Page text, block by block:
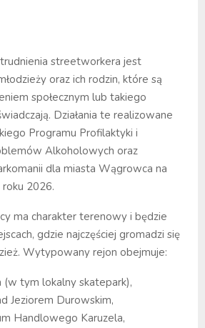
streetworkera jest
oraz ich rodzin, które są
społecznym lub takiego
Działania te realizowane
Programu Profilaktyki i
Alkoholowych oraz
dla miasta Wągrowca na
2026.
ma charakter terenowy i będzie
gdzie najczęściej gromadzi się
Wytypowany rejon obejmuje:
(w tym lokalny skatepark),
Jeziorem Durowskim,
Handlowego Karuzela,